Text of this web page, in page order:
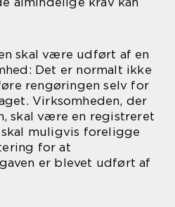
skal være udført af en
Det er normalt ikke
rengøringen selv for
Virksomheden, der
skal være en registreret
muligvis foreligge
for at
er blevet udført af